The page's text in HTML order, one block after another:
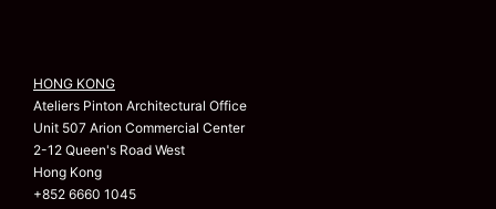
HONG KONG
Ateliers Pinton Architectural Office
Unit 507 Arion Commercial Center
2-12 Queen's Road West
Hong Kong
+852 6660 1045